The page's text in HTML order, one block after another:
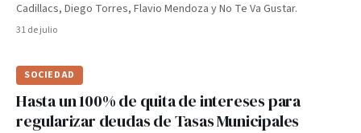
Cadillacs, Diego Torres, Flavio Mendoza y No Te Va Gustar.
31 de julio
SOCIEDAD
Hasta un 100% de quita de intereses para
regularizar deudas de Tasas Municipales